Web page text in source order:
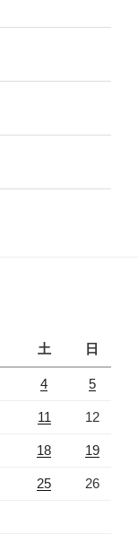
土 日
4 5
11 12
18 19
25 26